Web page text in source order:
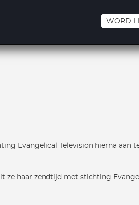
WORD
Evangelical Television hierna aan te
ze haar zendtijd met stichting